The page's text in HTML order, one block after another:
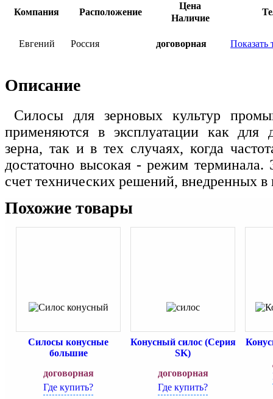
Компания Расположение
Цена
Наличие
Евгений Россия договорная Показать
Описание
Силосы для зерновых культур
применяются в эксплуатации как для
зерна, так и в тех случаях, когда
достаточно высокая - режим терминала.
счет технических решений, внедренных
Похожие товары
Силосы конусные
большие
договорная
Где купить?
Конусный силос (Серия
SK)
договорная
Где купить?